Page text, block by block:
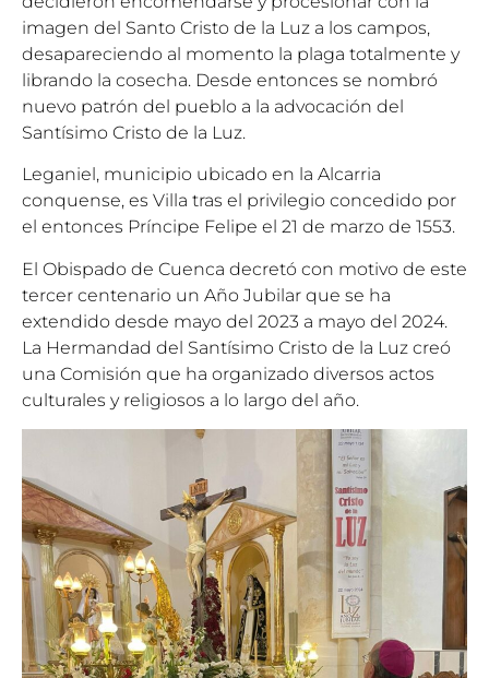
imagen del Santo Cristo de la Luz a los campos,
desapareciendo al momento la plaga totalmente y
librando la cosecha. Desde entonces se nombró
nuevo patrón del pueblo a la advocación del
Santísimo Cristo de la Luz.
Leganiel, municipio ubicado en la Alcarria
conquense, es Villa tras el privilegio concedido por
el entonces Príncipe Felipe el 21 de marzo de 1553.
El Obispado de Cuenca decretó con motivo de este
tercer centenario un Año Jubilar que se ha
extendido desde mayo del 2023 a mayo del 2024.
La Hermandad del Santísimo Cristo de la Luz creó
una Comisión que ha organizado diversos actos
culturales y religiosos a lo largo del año.